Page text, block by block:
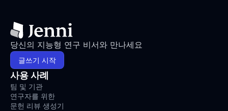
당신의 지능형 연구 비서와 만나세요
글쓰기 시작
사용 사례
팀 및 기관
연구자를 위한
문헌 리뷰 생성기